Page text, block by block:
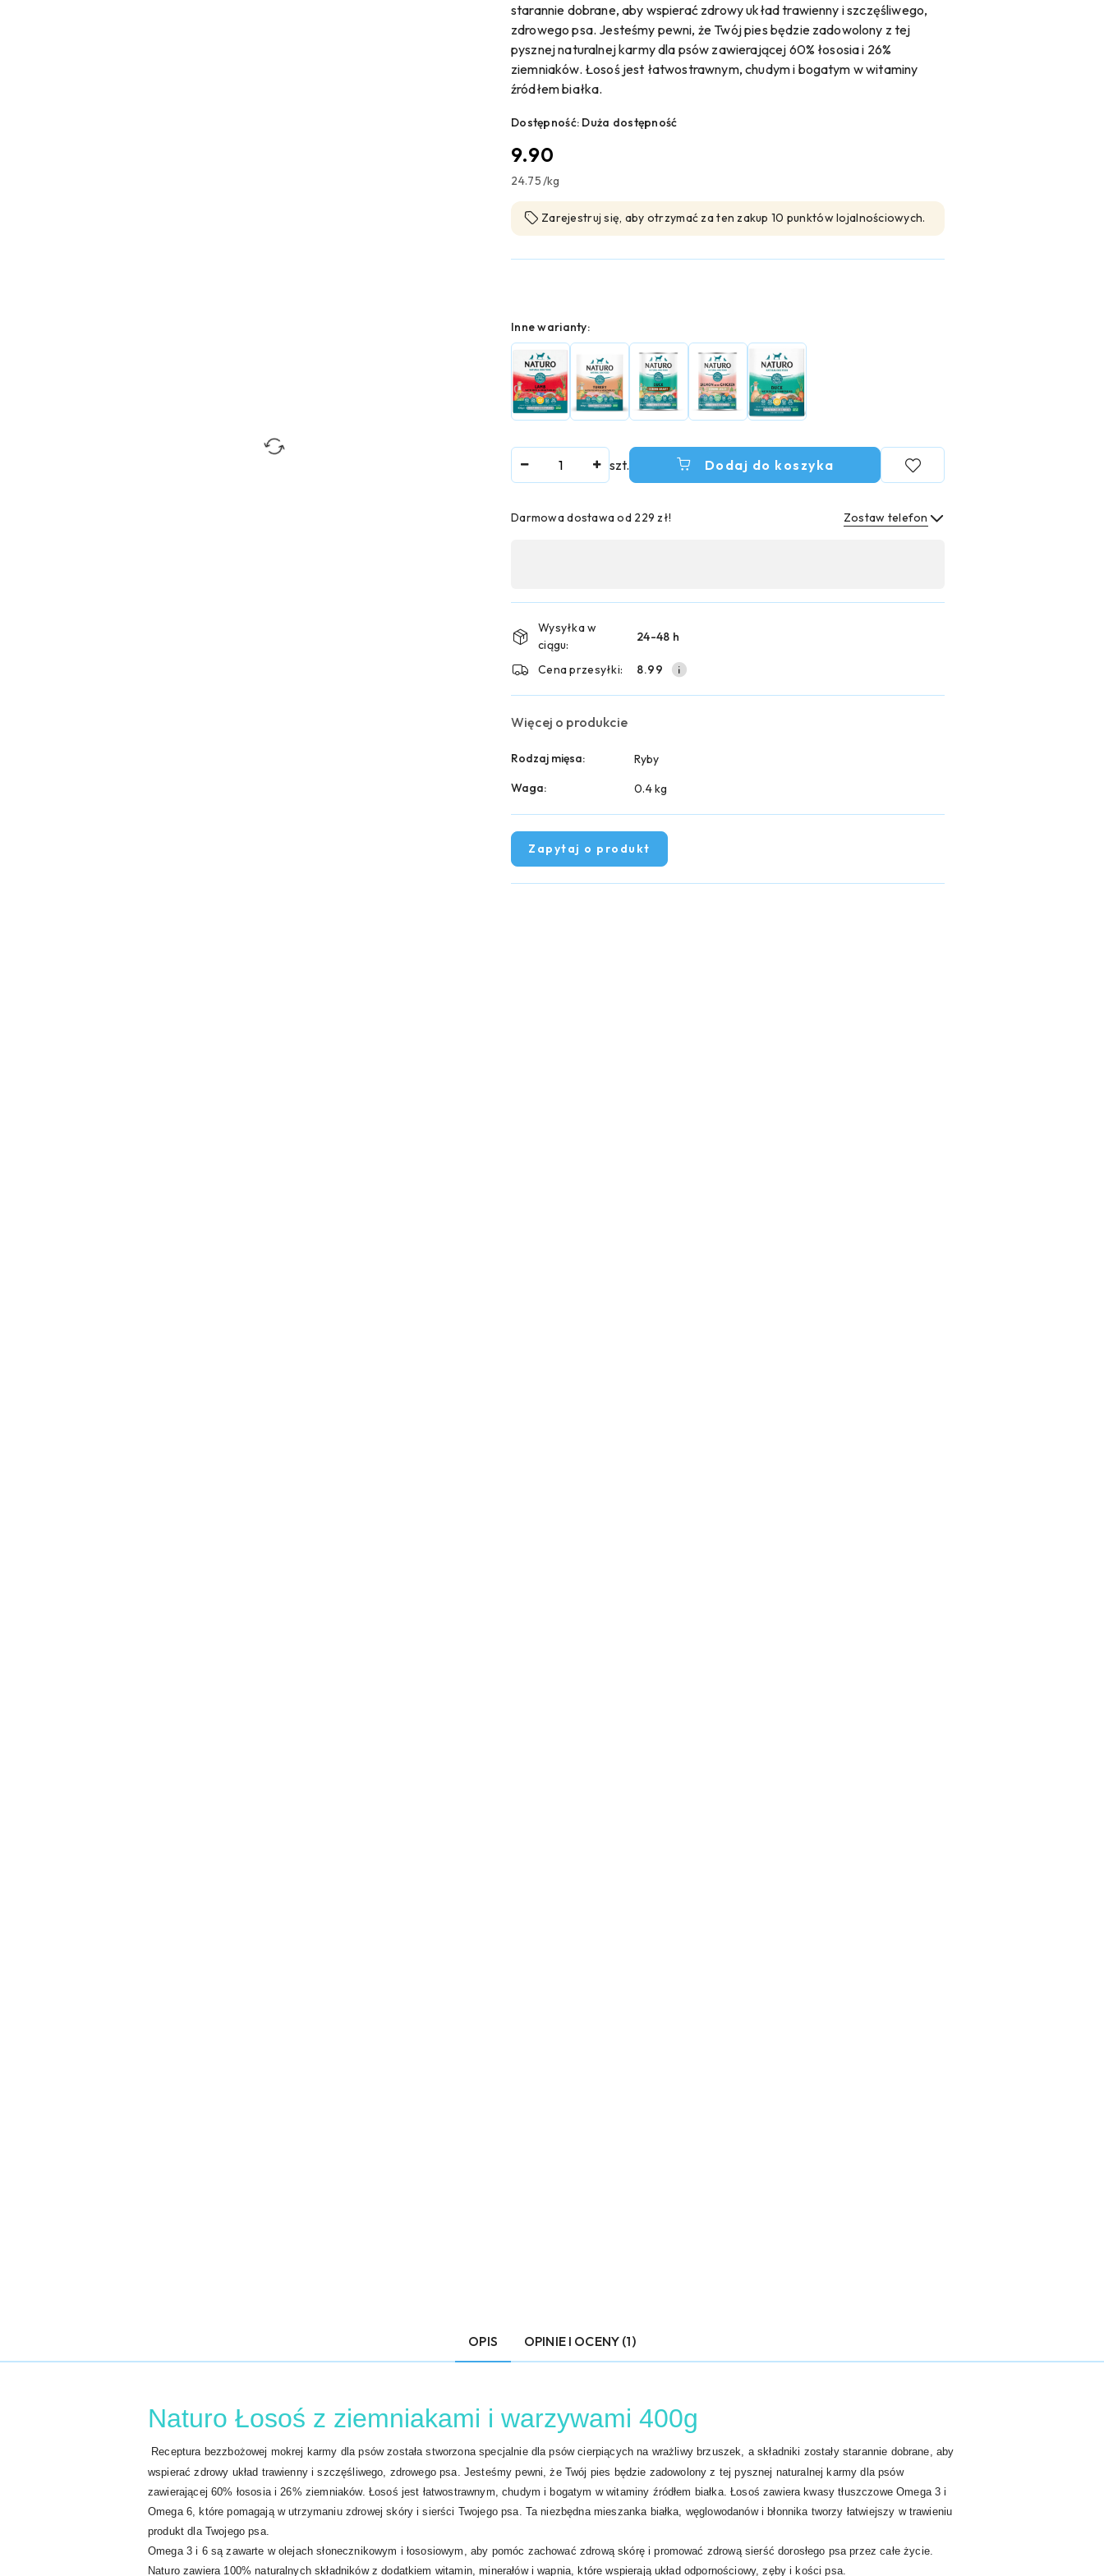
starannie dobrane, aby wspierać zdrowy układ trawienny i szczęśliwego,
zdrowego psa. Jesteśmy pewni, że Twój pies będzie zadowolony z tej
pysznej naturalnej karmy dla psów zawierającej 60% łososia i 26%
ziemniaków. Łosoś jest łatwostrawnym, chudym i bogatym w witaminy
źródłem białka.
Dostępność: Duża dostępność
cena:
9.90
24.75/kg
Zarejestruj się, aby otrzymać za ten zakup 10 punktów lojalnościowych.
Wariant
Inne warianty:
szt. Dodaj do koszyka
Darmowa dostawa od 229 zł! Zostaw telefon
płatność
i
dostawa
Wysyłka w
ciągu:
24-48 h
Cena przesyłki: 8.99
Więcej o produkcie
Rodzaj mięsa:
Ryby
Waga:
0.4 kg
Zapytaj o produkt
OPIS OPINIE I OCENY (1)
Naturo Łosoś z ziemniakami i warzywami 400g
Receptura bezzbożowej mokrej karmy dla psów została stworzona specjalnie dla psów cierpiących na wrażliwy brzuszek, a składniki zostały starannie dobrane, aby
wspierać zdrowy układ trawienny i szczęśliwego, zdrowego psa. Jesteśmy pewni, że Twój pies będzie zadowolony z tej pysznej naturalnej karmy dla psów
zawierającej 60% łososia i 26% ziemniaków. Łosoś jest łatwostrawnym, chudym i bogatym w witaminy źródłem białka. Łosoś zawiera kwasy tłuszczowe Omega 3 i
Omega 6, które pomagają w utrzymaniu zdrowej skóry i sierści Twojego psa. Ta niezbędna mieszanka białka, węglowodanów i błonnika tworzy łatwiejszy w trawieniu
produkt dla Twojego psa.
Omega 3 i 6 są zawarte w olejach słonecznikowym i łososiowym, aby pomóc zachować zdrową skórę i promować zdrową sierść dorosłego psa przez całe życie.
Naturo zawiera 100% naturalnych składników z dodatkiem witamin, minerałów i wapnia, które wspierają układ odpornościowy, zęby i kości psa.